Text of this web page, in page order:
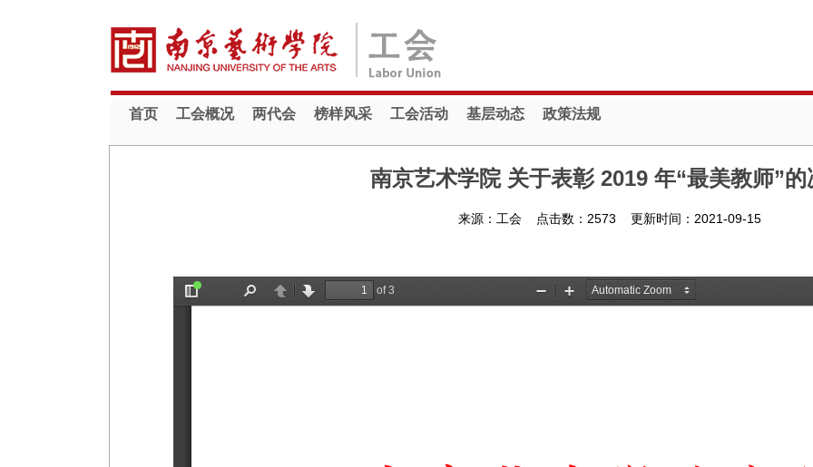
首页 工会概况 两代会 榜样风采 工会活动 基层动态 政策法规
南京艺术学院 关于表彰 2019 年“最美教师”的
来源：工会 点击数： 2573 更新时间：2021-09-15